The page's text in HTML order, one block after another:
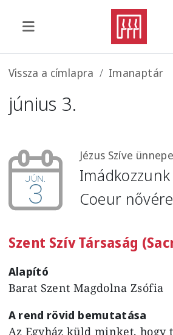
Morzsa
Vissza a címlapra Imanaptár
június 3.
jún.
3
Jézus Szíve ünnepe
Imádkozzunk
Coeur
Szent Szív Társaság
Alapító
Barat Szent Magdolna Zsófia
A rend rövid bemutatása
Az Egyház küld minket, hogy